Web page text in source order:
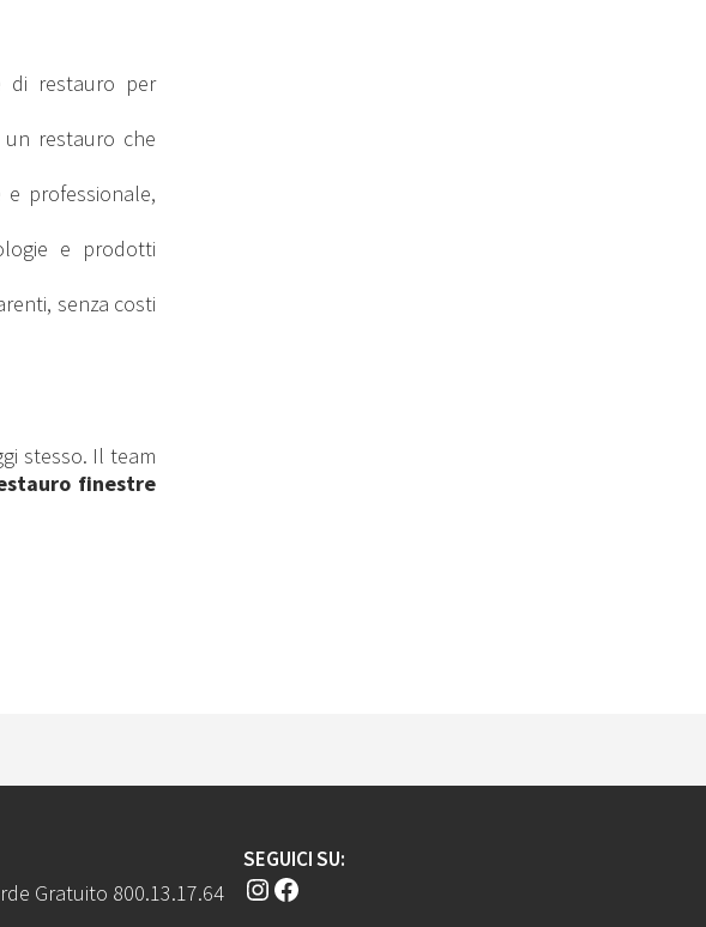
di restauro per
un restauro che
professionale,
e prodotti
senza costi
stesso. Il team
finestre
Gratuito 800.13.17.64
SEGUICI SU:
Instagram Facebook